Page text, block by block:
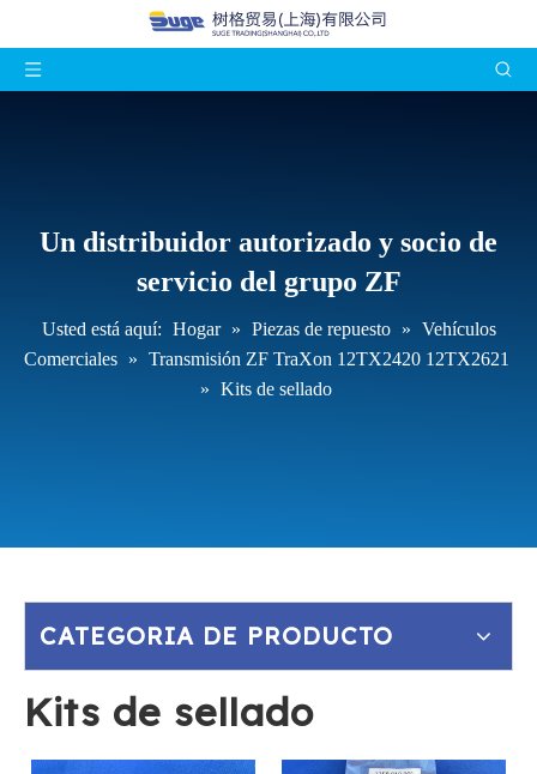
Un distribuidor autorizado y socio de
servicio del grupo ZF
Usted está aquí: Hogar » Piezas de repuesto » Vehículos
Comerciales » Transmisión ZF TraXon 12TX2420 12TX2621
» Kits de sellado
CATEGORIA DE PRODUCTO
Kits de sellado